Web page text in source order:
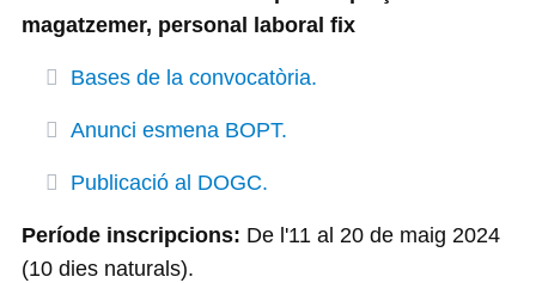
magatzemer, personal laboral fix
Bases de la convocatòria.
Anunci esmena BOPT.
Publicació al DOGC.
Període inscripcions: De l'11 al 20 de maig 2024
(10 dies naturals).